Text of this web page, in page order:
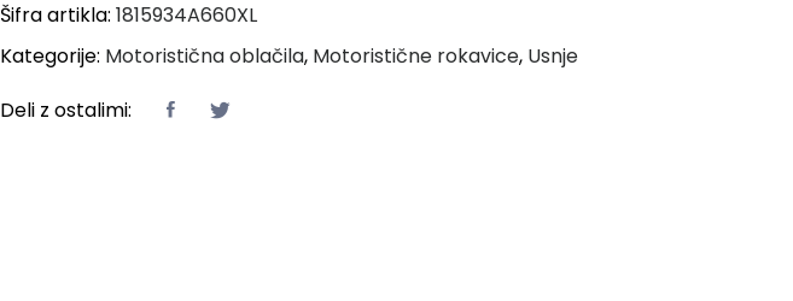
Šifra artikla: 1815934A660XL
Kategorije: Motoristična oblačila, Motoristične rokavice, Usnje
Deli z ostalimi: